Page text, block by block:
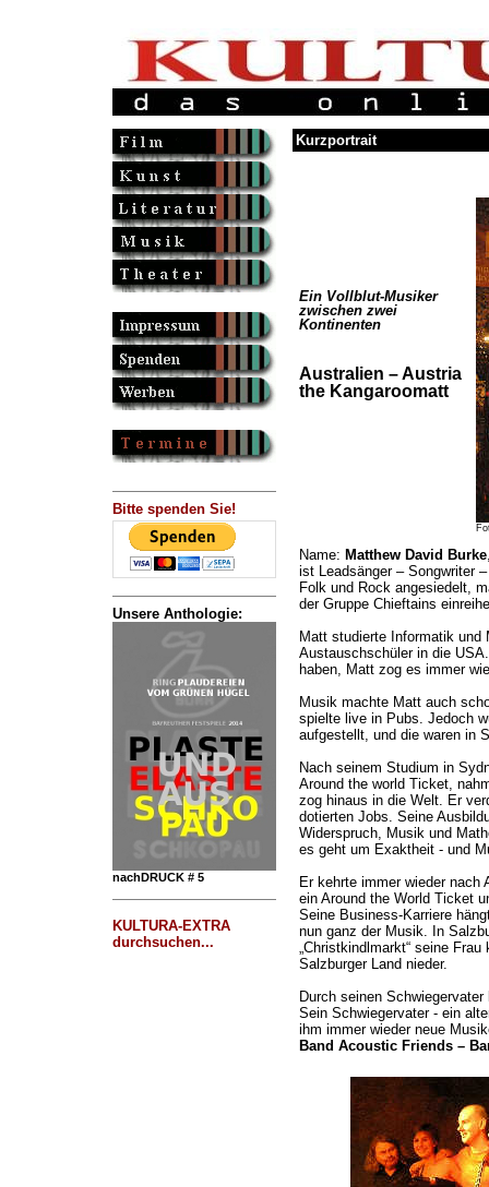
Bitte spenden Sie!
Unsere Anthologie:
nachDRUCK # 5
KULTURA-EXTRA
durchsuchen...
Kurzportrait
Ein Vollblut-Musiker
zwischen zwei
Kontinenten
Australien – Austria
the Kangaroomatt
Name: Matthew David Burke
ist Leadsänger – Songwriter
Folk und Rock angesiedelt,
der Gruppe Chieftains
Matt studierte Informatik und
Austauschschüler in die
haben, Matt zog es immer
Musik machte Matt auch
spielte live in Pubs. Jedoch
aufgestellt, und die waren in
Nach seinem Studium in
Around the world Ticket,
zog hinaus in die Welt. Er
dotierten Jobs. Seine
Widerspruch, Musik und
es geht um Exaktheit - und
Er kehrte immer wieder nach
ein Around the World Ticket
Seine Business-Karriere
nun ganz der Musik. In
„Christkindlmarkt“ seine
Salzburger Land nieder.
Durch seinen
Sein Schwiegervater - ein
ihm immer wieder neue
Band Acoustic Friends –